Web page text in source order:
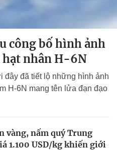
công bố hình ảnh
hạt nhân H-6N
đây đã tiết lộ những hình ảnh
H-6N mang tên lửa đạn đạo
vàng, nấm quý Trung
1.100 USD/kg khiến giới